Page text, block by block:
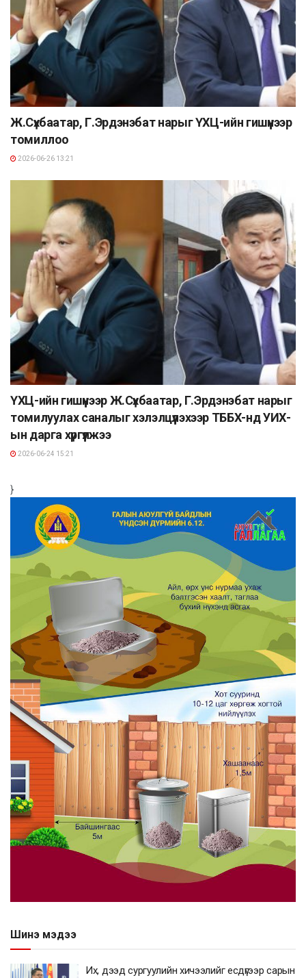
Ж.Сүхбаатар, Г.Эрдэнэбат нарыг ҮХЦ-ийн гишүүнээр
томиллоо
2026-06-26 13:21
ҮХЦ-ийн гишүүнээр Ж.Сүхбаатар, Г.Эрдэнэбат нарыг
томилуулах саналыг хэлэлцүүлэхээр ТББХ-нд УИХ-
ын дарга хүргүүлжээ
2026-06-24 15:21
}
Шинэ мэдээ
Их, дээд сургуулийн хичээлийг есдүгээр сарын